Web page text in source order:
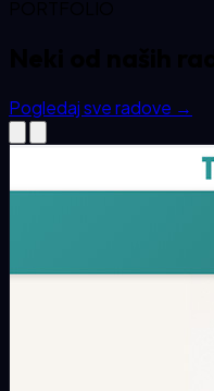
Pogledaj sve radove →